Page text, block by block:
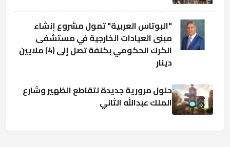
"البوتاس العربية" تمول مشروع إنشاء
مبنى العيادات الخارجية في مستشفى
الكرك الحكومي بكلفة تصل إلى (4) ملايين
دينار
حلول مرورية جديدة لتقاطع الظهير وشارع
الملك عبدالله الثاني